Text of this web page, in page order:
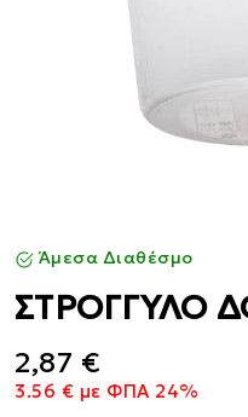
Άμεσα Διαθέσμο
ΣΤΡΟΓΓΥΛΟ
2,87 €
3.56 € με ΦΠΑ 24%